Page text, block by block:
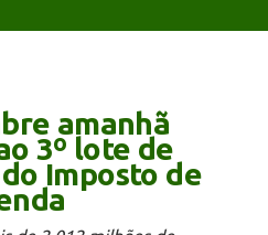
amanhã
3º lote de
Imposto de